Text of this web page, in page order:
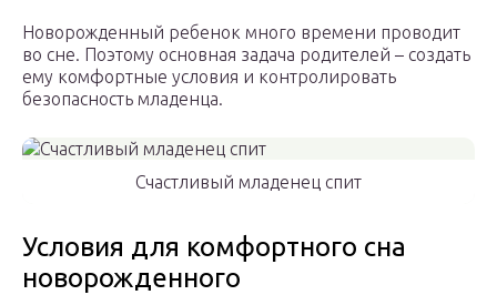
Новорожденный ребенок много времени проводит
во сне. Поэтому основная задача родителей – создать
ему комфортные условия и контролировать
безопасность младенца.
Счастливый младенец спит
Условия для комфортного сна
новорожденного